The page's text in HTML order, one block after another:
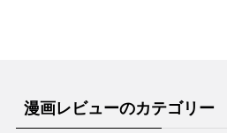
漫画レビューのカテゴリー